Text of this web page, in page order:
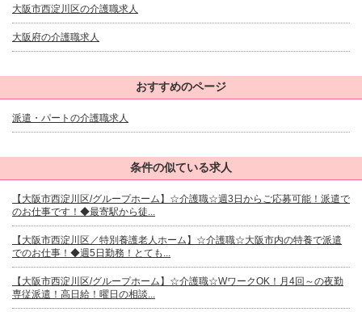
大阪市西淀川区の介護職求人
大阪府の介護職求人
おすすめのページ
派遣・パートの介護職求人
条件の似ている求人
【大阪市西淀川区/グループホーム】☆介護職☆週3日からご応募可能！派遣で
のお仕事です！◆最寄駅から徒...
【大阪市西淀川区／特別養護老人ホーム】☆介護職☆大阪市内の特養で派遣
でのお仕事！◆週5日勤務！とても...
【大阪市西淀川区/グループホーム】☆介護職☆WワークOK！月4回～の夜勤
専従派遣！高日給！曜日の相談...